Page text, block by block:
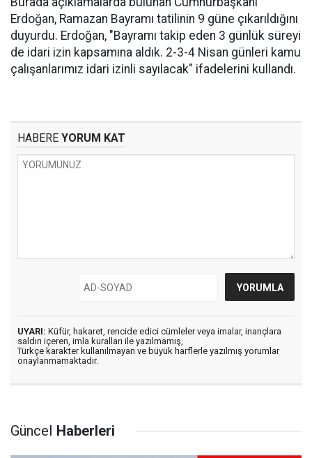
Erdoğan, Ramazan Bayramı tatilinin 9 güne çıkarıldığını
duyurdu. Erdoğan, "Bayramı takip eden 3 günlük süreyi
de idari izin kapsamına aldık. 2-3-4 Nisan günleri kamu
çalışanlarımız idari izinli sayılacak" ifadelerini kullandı.
HABERE YORUM KAT
UYARI: Küfür, hakaret, rencide edici cümleler veya imalar, inançlara
saldırı içeren, imla kuralları ile yazılmamış,
Türkçe karakter kullanılmayan ve büyük harflerle yazılmış yorumlar
onaylanmamaktadır.
Güncel Haberleri